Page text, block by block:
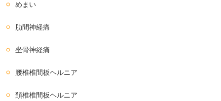
めまい
肋間神経痛
坐骨神経痛
腰椎椎間板ヘルニア
頚椎椎間板ヘルニア